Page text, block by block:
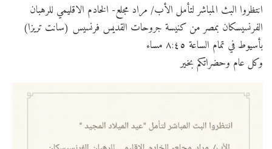
انتظروا البث المباشر لتأمل الأب/ مراد مجلع- الخادم الاقليمي للرهبان
الفرنسيسكان بمصر من كنيسة جروحات القديس فرنسيس (سانت تريزا)
بأسيوط في تمام الساعة ٨:٤٥ مساء
وكل عام وحضراتكم بخير